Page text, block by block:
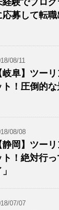
経験でプログ
応募して転職
08/11
岐阜】ツー
ト！圧倒的
08/08
静岡】ツー
ト！絶対行
07/07